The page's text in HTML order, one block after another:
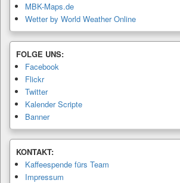
MBK-Maps.de
Wetter by World Weather Online
FOLGE UNS:
Facebook
Flickr
Twitter
Kalender Scripte
Banner
KONTAKT:
Kaffeespende fürs Team
Impressum